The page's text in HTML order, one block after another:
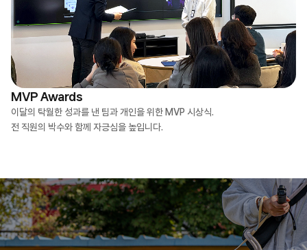
MVP Awards
이달의 탁월한 성과를 낸 팀과 개인을 위한 MVP 시상식.
전 직원의 박수와 함께 자긍심을 높입니다.